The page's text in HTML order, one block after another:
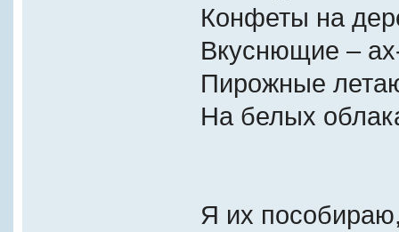
Конфеты на
Вкуснющие –
Пирожные
На белых
Я их